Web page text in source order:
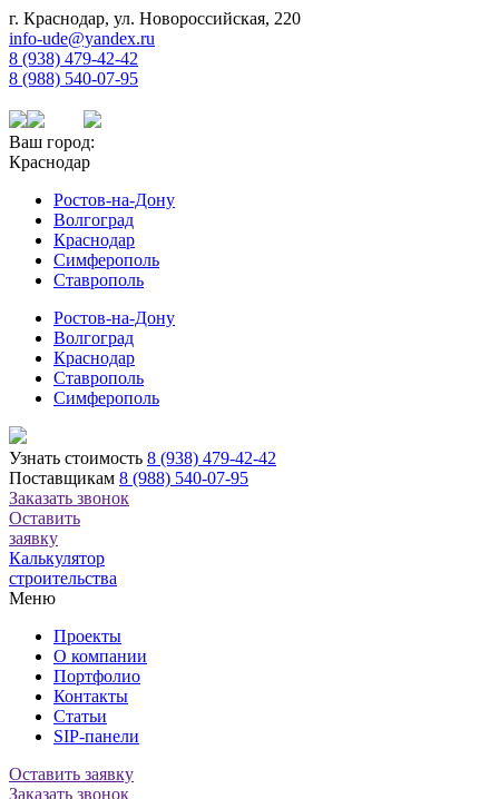
г. Краснодар, ул. Новороссийская, 220
info-ude@yandex.ru
8 (938) 479-42-42
8 (988) 540-07-95
Ваш город:
Краснодар
Ростов-на-Дону
Волгоград
Краснодар
Симферополь
Ставрополь
Ростов-на-Дону
Волгоград
Краснодар
Ставрополь
Симферополь
Узнать стоимость 8 (938) 479-42-42
Поставщикам 8 (988) 540-07-95
Заказать звонок
Оставить
заявку
Калькулятор
строительства
Меню
Проекты
О компании
Портфолио
Контакты
Статьи
SIP-панели
Оставить заявку
Заказать звонок